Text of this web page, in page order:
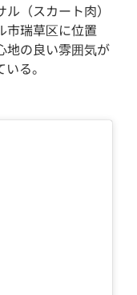
（スカート肉）
市瑞草区に位置
地の良い雰囲気が
る。